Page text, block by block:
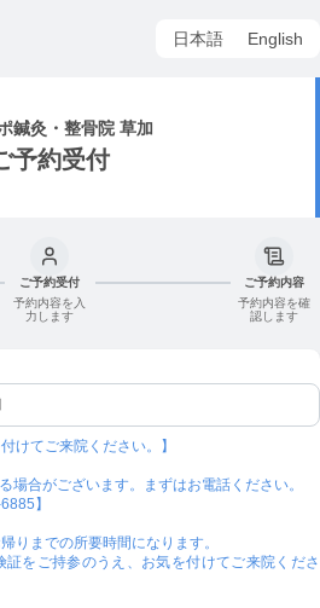
日本語 English
鍼灸・整骨院 草加
予約受付
ご予約受付
予約内容を入
力します
ご予約内容
予約内容を確
認します
けてご来院ください。】
合がございます。まずはお電話ください。
】
りまでの所要時間になります。
証をご持参のうえ、お気を付けてご来院くださ